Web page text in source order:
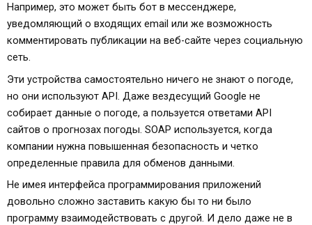
Например, это может быть бот в мессенджере,
уведомляющий о входящих email или же возможность
комментировать публикации на веб-сайте через социальную
сеть.
Эти устройства самостоятельно ничего не знают о погоде,
но они используют API. Даже вездесущий Google не
собирает данные о погоде, а пользуется ответами API
сайтов о прогнозах погоды. SOAP используется, когда
компании нужна повышенная безопасность и четко
определенные правила для обменов данными.
Не имея интерфейса программирования приложений
довольно сложно заставить какую бы то ни было
программу взаимодействовать с другой. И дело даже не в